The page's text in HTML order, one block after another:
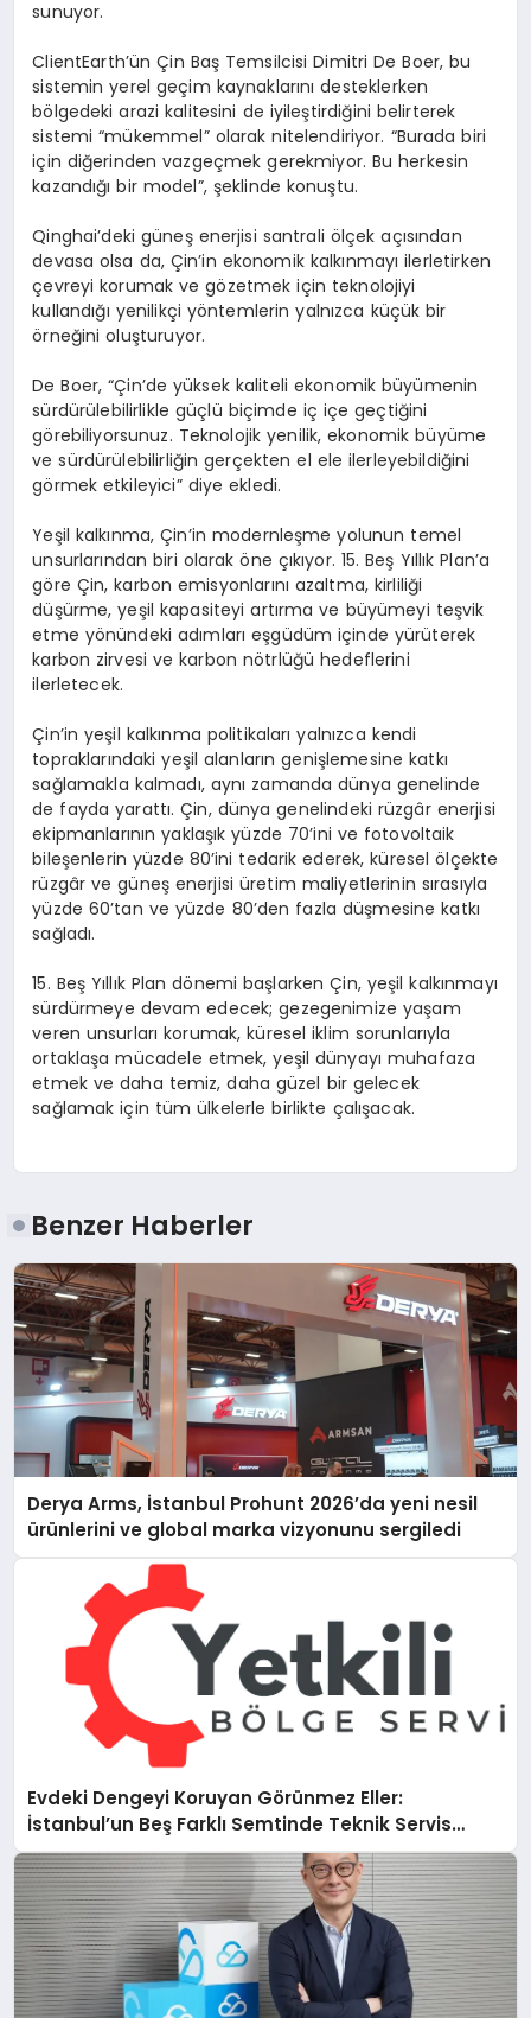
sunuyor.
ClientEarth’ün Çin Baş Temsilcisi Dimitri De Boer, bu
sistemin yerel geçim kaynaklarını desteklerken
bölgedeki arazi kalitesini de iyileştirdiğini belirterek
sistemi “mükemmel” olarak nitelendiriyor. “Burada biri
için diğerinden vazgeçmek gerekmiyor. Bu herkesin
kazandığı bir model”, şeklinde konuştu.
Qinghai’deki güneş enerjisi santrali ölçek açısından
devasa olsa da, Çin’in ekonomik kalkınmayı ilerletirken
çevreyi korumak ve gözetmek için teknolojiyi
kullandığı yenilikçi yöntemlerin yalnızca küçük bir
örneğini oluşturuyor.
De Boer, “Çin’de yüksek kaliteli ekonomik büyümenin
sürdürülebilirlikle güçlü biçimde iç içe geçtiğini
görebiliyorsunuz. Teknolojik yenilik, ekonomik büyüme
ve sürdürülebilirliğin gerçekten el ele ilerleyebildiğini
görmek etkileyici” diye ekledi.
Yeşil kalkınma, Çin’in modernleşme yolunun temel
unsurlarından biri olarak öne çıkıyor. 15. Beş Yıllık Plan’a
göre Çin, karbon emisyonlarını azaltma, kirliliği
düşürme, yeşil kapasiteyi artırma ve büyümeyi teşvik
etme yönündeki adımları eşgüdüm içinde yürüterek
karbon zirvesi ve karbon nötrlüğü hedeflerini
ilerletecek.
Çin’in yeşil kalkınma politikaları yalnızca kendi
topraklarındaki yeşil alanların genişlemesine katkı
sağlamakla kalmadı, aynı zamanda dünya genelinde
de fayda yarattı. Çin, dünya genelindeki rüzgâr enerjisi
ekipmanlarının yaklaşık yüzde 70’ini ve fotovoltaik
bileşenlerin yüzde 80’ini tedarik ederek, küresel ölçekte
rüzgâr ve güneş enerjisi üretim maliyetlerinin sırasıyla
yüzde 60’tan ve yüzde 80’den fazla düşmesine katkı
sağladı.
15. Beş Yıllık Plan dönemi başlarken Çin, yeşil kalkınmayı
sürdürmeye devam edecek; gezegenimize yaşam
veren unsurları korumak, küresel iklim sorunlarıyla
ortaklaşa mücadele etmek, yeşil dünyayı muhafaza
etmek ve daha temiz, daha güzel bir gelecek
sağlamak için tüm ülkelerle birlikte çalışacak.
Benzer Haberler
Derya Arms, İstanbul Prohunt 2026’da yeni nesil
ürünlerini ve global marka vizyonunu sergiledi
Evdeki Dengeyi Koruyan Görünmez Eller:
İstanbul’un Beş Farklı Semtinde Teknik Servis
Gerçeği